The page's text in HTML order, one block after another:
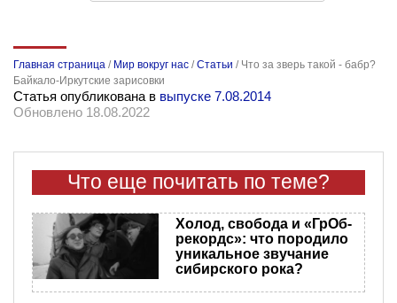
Главная страница / Мир вокруг нас /Статьи / Что за зверь такой - бабр?
Байкало-Иркутские зарисовки
Статья опубликована в выпуске 7.08.2014
Обновлено 18.08.2022
Что еще почитать по теме?
Холод, свобода и «ГрОб-
рекордс»: что породило
уникальное звучание
сибирского рока?